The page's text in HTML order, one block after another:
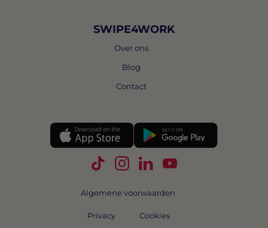
SWIPE4WORK
Over ons
Blog
Contact
Volg Swipe4Work op TikTok
Volg Swipe4Work op
Volg Swipe4Work op
Volg Swipe4Work
Algemene voorwaarden
Privacy Cookies